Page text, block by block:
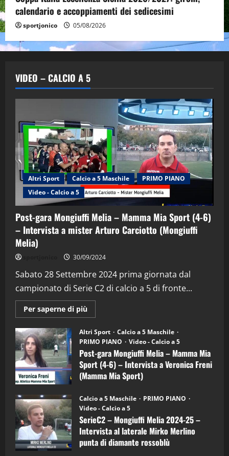
calendario e accoppiamenti dei sedicesimi
sportjonico 05/08/2026
VIDEO – CALCIO A 5
Altri Sport Calcio a 5 Maschile
PRIMO PIANO
Video - Calcio a 5
Post-gara Mongiuffi Melia – Mamma Mia Sport (4-6)
– Intervista a mister Arturo Carciotto (Mongiuffi
Melia)
30/09/2024
Sabato 28 Settembre 2024 prima giornata dal
campionato di Serie C2 di calcio a 5 di fronte...
Per saperne di più
informazioni
Post-
gara
Mongiuffi
Melia
–
Mamma
Mia
Sport
6)
–
Intervista
a
mister
Arturo
Carciotto
(Mongiuffi
Altri Sport
Calcio a 5 Maschile
PRIMO PIANO
Video - Calcio a 5
Post-gara Mongiuffi Melia – Mamma Mia
Sport (4-6) – Intervista a Veronica Freni
(Mamma Mia Sport)
Calcio a 5 Maschile
PRIMO PIANO
Video - Calcio a 5
SerieC2 – Mongiuffi Melia 2024-25 –
Intervista al laterale Mirko Merlino
punta di diamante rossoblù
2
"SportEmpire" in Podcast Sport News
“SportEmpire” in Podcast: 29^ Puntata
(Martedi 28 Aprile 2026)
28/04/2026
3
“SportEmpire” in Podcast: 28^ Puntata
(Martedi 21 Aprile 2026)
21/04/2026
4
"SportEmpire" in Podcast
“SportEmpire” in Podcast: 27^ Puntata
(Martedi 14 Aprile 2026)
15/04/2026
5
“SportEmpire” in Podcast: 26^ Puntata
(Martedi 07 Aprile 2026)
08/04/2026